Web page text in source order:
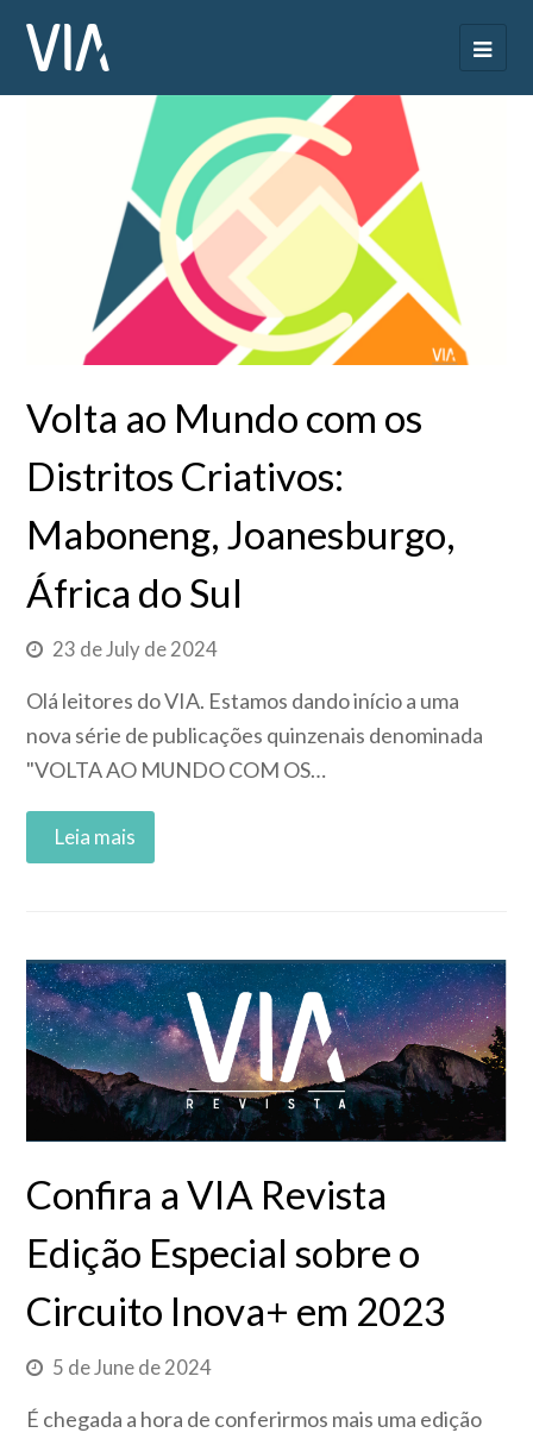
Volta ao Mundo com os
Distritos Criativos:
Maboneng, Joanesburgo,
África do Sul
23 de July de 2024
Olá leitores do VIA. Estamos dando início a uma
nova série de publicações quinzenais denominada
"VOLTA AO MUNDO COM OS…
Confira a VIA Revista
Edição Especial sobre o
Circuito Inova+ em 2023
5 de June de 2024
É chegada a hora de conferirmos mais uma edição